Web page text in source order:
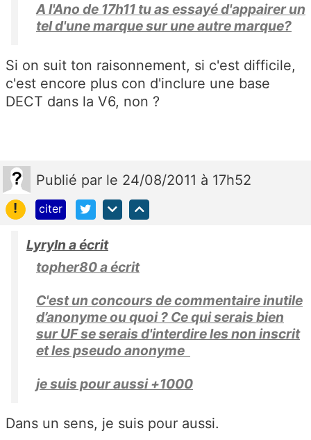
A l'Ano de 17h11 tu as essayé d'appairer un
tel d'une marque sur une autre marque?
Si on suit ton raisonnement, si c'est difficile,
c'est encore plus con d'inclure une base
DECT dans la V6, non ?
Publié par le 24/08/2011 à 17h52
!
citer
Lyryln a écrit
topher80 a écrit
C'est un concours de commentaire inutile
d’anonyme ou quoi ? Ce qui serais bien
sur UF se serais d'interdire les non inscrit
et les pseudo anonyme
je suis pour aussi +1000
Dans un sens, je suis pour aussi.